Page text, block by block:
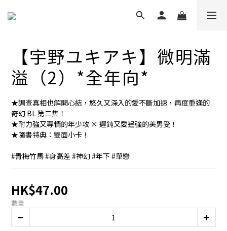
【宇野ユキアキ】微明滿
溢（2）*全年向*
★調查真相也解開心結，悠久又深入的愛不斷加速，再度重逢的
奇幻 BL 第二集！
★耐力強又專情的年少攻 × 遲鈍又愛逞強的美男受！
★隨書特典：雙面小卡！
#青梅竹馬 #身高差 #神幻 #年下 #單戀
HK$47.00
數量